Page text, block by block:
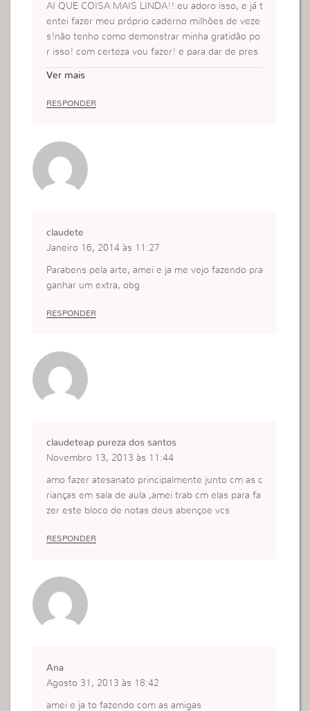
AI QUE COISA MAIS LINDA!! eu adoro isso, e já t
entei fazer meu próprio caderno milhões de veze
s!não tenho como demonstrar minha gratidão po
r isso! com certeza vou fazer! e para dar de pres
Ver mais
RESPONDER
claudete
Janeiro 16, 2014 às 11:27
Parabens pela arte, amei e ja me vejo fazendo pra
ganhar um extra, obg
RESPONDER
claudeteap pureza dos santos
Novembro 13, 2013 às 11:44
amo fazer atesanato principalmente junto cm as c
rianças em sala de aula ,amei trab cm elas para fa
zer este bloco de notas deus abençoe vcs
RESPONDER
Ana
Agosto 31, 2013 às 18:42
amei e ja to fazendo com as amigas